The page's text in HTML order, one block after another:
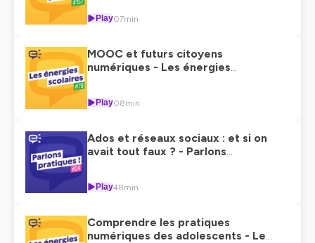
Play07min
MOOC et futurs citoyens
numériques - Les énergies
Play08min
Ados et réseaux sociaux : et si on
avait tout faux ? - Parlons
Play48min
Comprendre les pratiques
numériques des adolescents - Les